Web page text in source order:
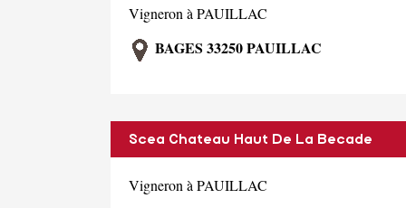
Vigneron à PAUILLAC
BAGES 33250 PAUILLAC
Scea Chateau Haut De La Becade
Vigneron à PAUILLAC